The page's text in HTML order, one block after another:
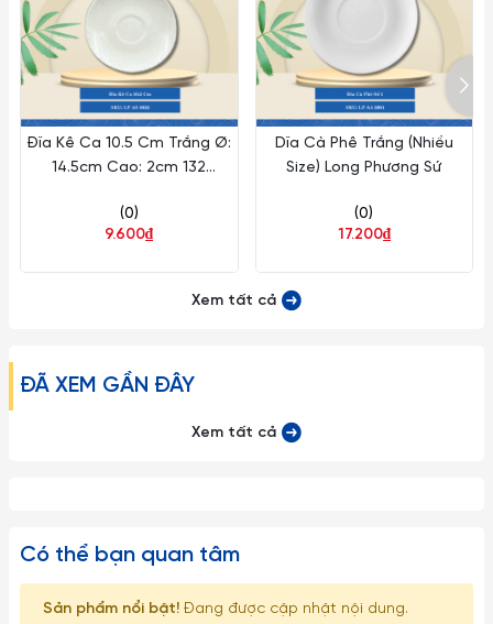
Đĩa Kê Ca 10.5 Cm Trắng Ø:
14.5cm Cao: 2cm 132
LP AS 3922
(0)
9.600₫
Dĩa Cà Phê Trắng (Nhiều
Size) Long Phương Sứ
(0)
17.200₫
Xem tất cả
ĐÃ XEM GẦN ĐÂY
Xem tất cả
Có thể bạn quan tâm
Sản phẩm nổi bật! Đang được cập nhật nội dung.